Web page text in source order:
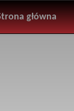
główna